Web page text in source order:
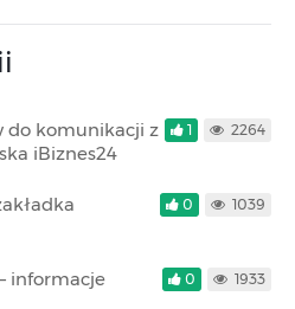
do komunikacji z
iBiznes24
1 2264
0 1039
informacje
0 1933